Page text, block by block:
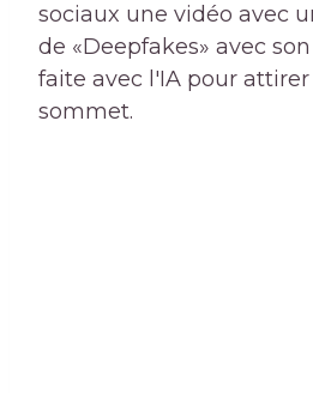
sociaux une vidéo avec
de «Deepfakes» avec
faite avec l'IA pour
sommet.